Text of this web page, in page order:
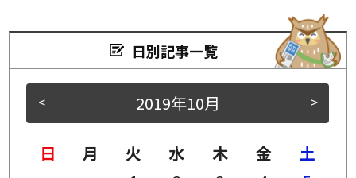
日別記事一覧
< >
2019年10月
日 月 火 水 木 金
土